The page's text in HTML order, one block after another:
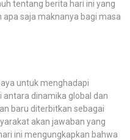
tentang berita hari ini yang
saja maknanya bagi masa
untuk menghadapi
dinamika global dan
baru diterbitkan sebagai
akan jawaban yang
ini mengungkapkan bahwa